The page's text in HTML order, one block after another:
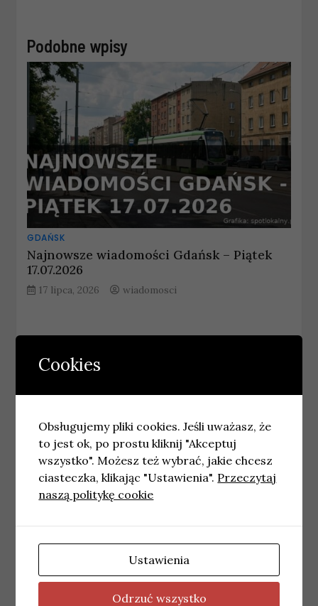
Podobne wpisy
GDAŃSK
Najnowsze wiadomości Gdańsk – Piątek
17.07.2026
17 lipca, 2026 wiadomosci
18.07.2026
Cookies
Obsługujemy pliki cookies. Jeśli uważasz, że
to jest ok, po prostu kliknij "Akceptuj
wszystko". Możesz też wybrać, jakie chcesz
ciasteczka, klikając "Ustawienia". Przeczytaj
naszą politykę cookie
Ustawienia
Odrzuć wszystko